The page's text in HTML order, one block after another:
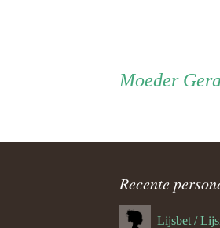
Persoon
ouder
navigatie
Moeder
Recente